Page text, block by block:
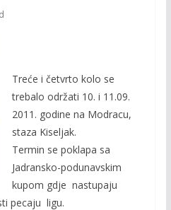
Treće i četvrto kolo se
trebalo održati 10. i 11.09.
2011. godine na Modracu,
staza Kiseljak.
Termin se poklapa sa
Jadransko-podunavskim
kupom gdje nastupaju
pecaju ligu.